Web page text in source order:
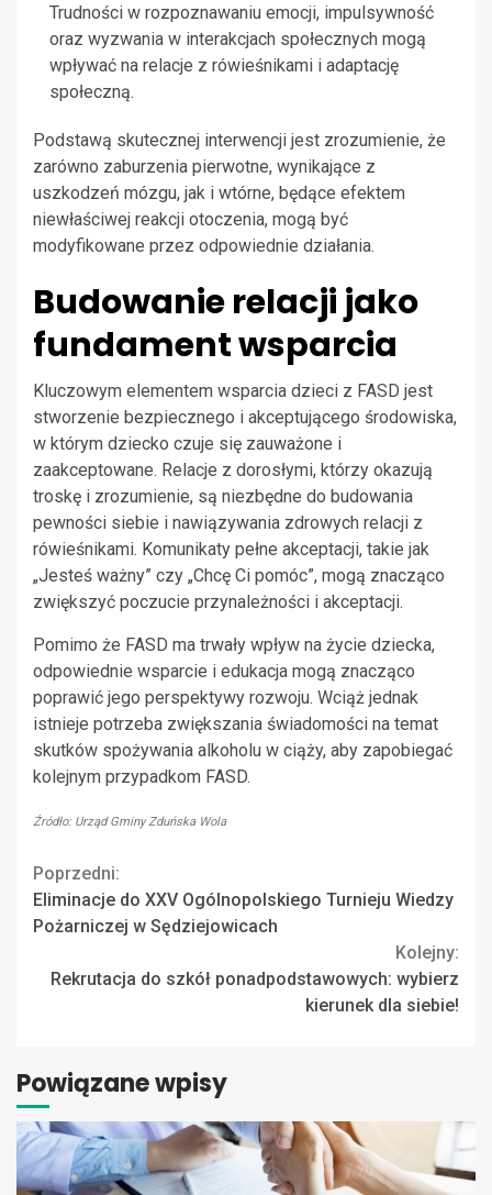
Trudności w rozpoznawaniu emocji, impulsywność
oraz wyzwania w interakcjach społecznych mogą
wpływać na relacje z rówieśnikami i adaptację
społeczną.
Podstawą skutecznej interwencji jest zrozumienie, że
zarówno zaburzenia pierwotne, wynikające z
uszkodzeń mózgu, jak i wtórne, będące efektem
niewłaściwej reakcji otoczenia, mogą być
modyfikowane przez odpowiednie działania.
Budowanie relacji jako
fundament wsparcia
Kluczowym elementem wsparcia dzieci z FASD jest
stworzenie bezpiecznego i akceptującego środowiska,
w którym dziecko czuje się zauważone i
zaakceptowane. Relacje z dorosłymi, którzy okazują
troskę i zrozumienie, są niezbędne do budowania
pewności siebie i nawiązywania zdrowych relacji z
rówieśnikami. Komunikaty pełne akceptacji, takie jak
„Jesteś ważny” czy „Chcę Ci pomóc”, mogą znacząco
zwiększyć poczucie przynależności i akceptacji.
Pomimo że FASD ma trwały wpływ na życie dziecka,
odpowiednie wsparcie i edukacja mogą znacząco
poprawić jego perspektywy rozwoju. Wciąż jednak
istnieje potrzeba zwiększania świadomości na temat
skutków spożywania alkoholu w ciąży, aby zapobiegać
kolejnym przypadkom FASD.
Źródło: Urząd Gminy Zduńska Wola
Continue
Reading
Poprzedni:
Eliminacje do XXV Ogólnopolskiego Turnieju Wiedzy
Pożarniczej w Sędziejowicach
Kolejny:
Rekrutacja do szkół ponadpodstawowych: wybierz
kierunek dla siebie!
Powiązane wpisy